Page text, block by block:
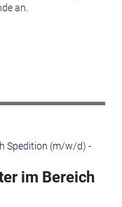
an.
im Bereich